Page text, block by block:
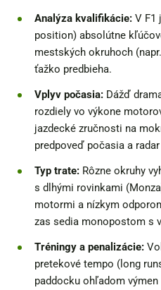
Analýza kvalifikácie: V F1
position) absolútne
mestských okruhoch
ťažko predbieha.
Vplyv počasia: Dážď
rozdiely vo výkone
jazdecké zručnosti na
predpoveď počasia a
Typ trate: Rôzne okruhy
s dlhými rovinkami
motormi a nízkym
zas sedia monopostom s
Tréningy a penalizácie:
pretekové tempo (long
paddocku ohľadom